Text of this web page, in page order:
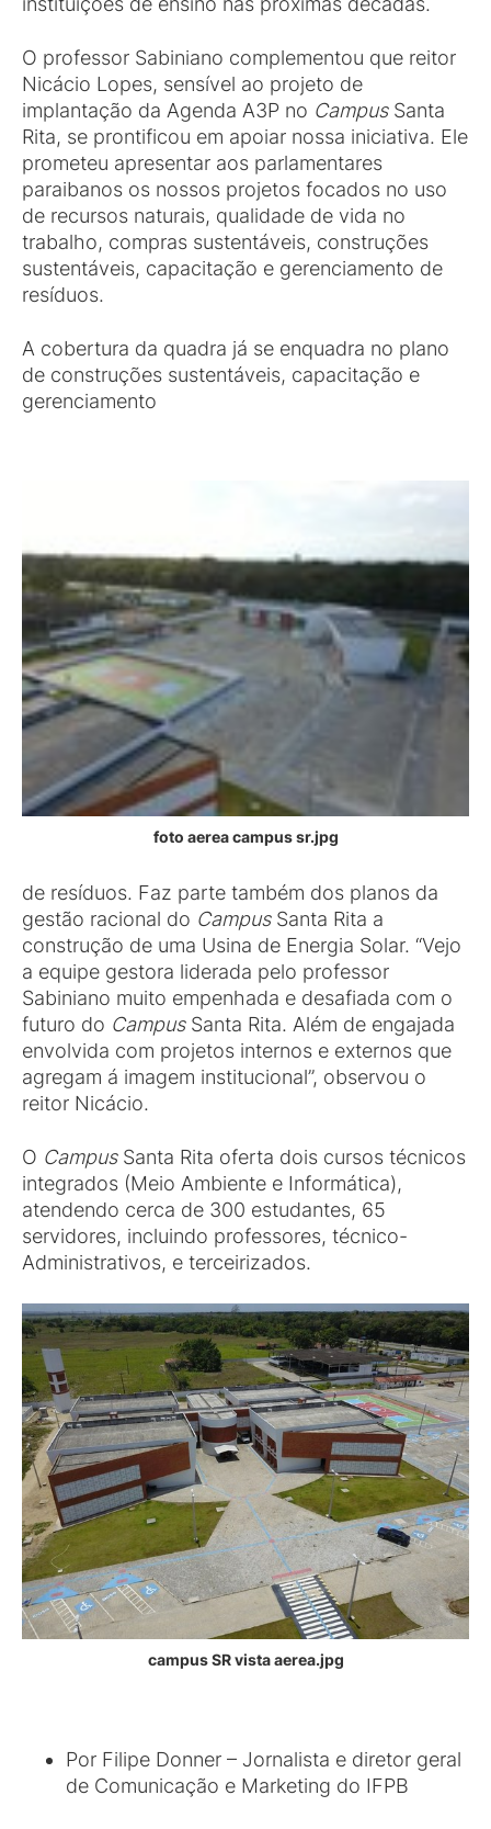
O professor Sabiniano complementou que reitor
Nicácio Lopes, sensível ao projeto de
implantação da Agenda A3P no CampusSanta
Rita, se prontificou em apoiar nossa iniciativa. Ele
prometeu apresentar aos parlamentares
paraibanos os nossos projetos focados no uso
de recursos naturais, qualidade de vida no
trabalho, compras sustentáveis, construções
sustentáveis, capacitação e gerenciamento de
resíduos.
A cobertura da quadra já se enquadra no plano
de construções sustentáveis, capacitação e
gerenciamento
foto aerea campus sr.jpg
de resíduos. Faz parte também dos planos da
gestão racional do CampusSanta Rita a
construção de uma Usina de Energia Solar. “Vejo
a equipe gestora liderada pelo professor
Sabiniano muito empenhada e desafiada com o
futuro do CampusSanta Rita. Além de engajada
envolvida com projetos internos e externos que
agregam á imagem institucional”, observou o
reitor Nicácio.
O CampusSanta Rita oferta dois cursos técnicos
integrados (Meio Ambiente e Informática),
atendendo cerca de 300 estudantes, 65
servidores, incluindo professores, técnico-
Administrativos, e terceirizados.
campus SR vista aerea.jpg
Por Filipe Donner – Jornalista e diretor geral
de Comunicação e Marketing do IFPB